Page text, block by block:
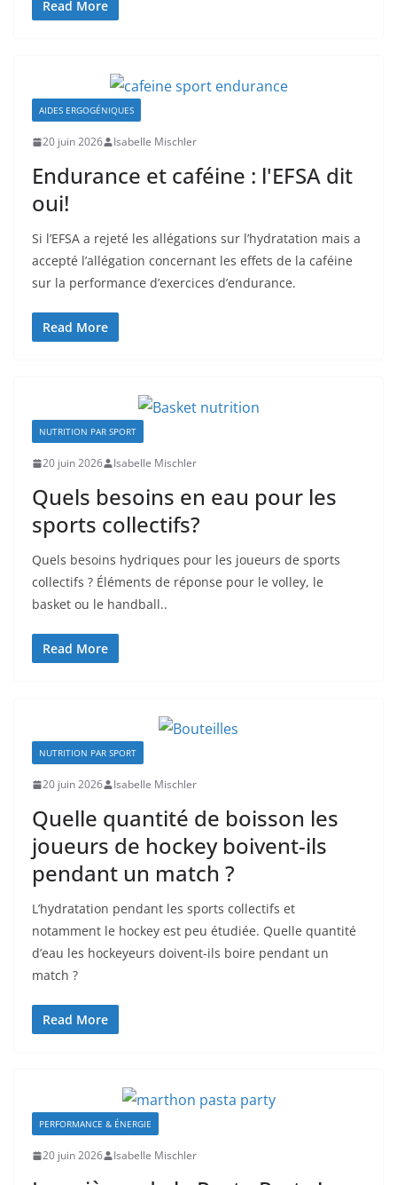
Read More
AIDES ERGOGÉNIQUES
20 juin 2026 Isabelle Mischler
Endurance et caféine : l'EFSA dit
oui!
Si l’EFSA a rejeté les allégations sur l’hydratation mais a
accepté l’allégation concernant les effets de la caféine
sur la performance d’exercices d’endurance.
Read More
NUTRITION PAR SPORT
20 juin 2026 Isabelle Mischler
Quels besoins en eau pour les
sports collectifs?
Quels besoins hydriques pour les joueurs de sports
collectifs ? Éléments de réponse pour le volley, le
basket ou le handball..
Read More
NUTRITION PAR SPORT
20 juin 2026 Isabelle Mischler
Quelle quantité de boisson les
joueurs de hockey boivent-ils
pendant un match ?
L’hydratation pendant les sports collectifs et
notamment le hockey est peu étudiée. Quelle quantité
d’eau les hockeyeurs doivent-ils boire pendant un
match ?
Read More
PERFORMANCE & ÉNERGIE
20 juin 2026 Isabelle Mischler